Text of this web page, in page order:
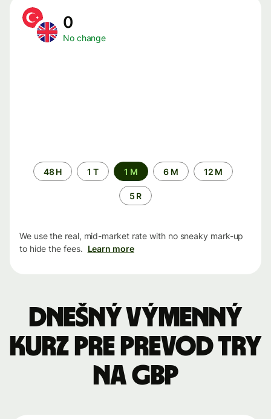
0
No change
Time
period
48 H 1 T 1 M 6 M 12 M
5 R
We use the real, mid-market rate with no sneaky mark-up
to hide the fees. Learn more
Dnešný výmenný
kurz pre prevod TRY
na GBP